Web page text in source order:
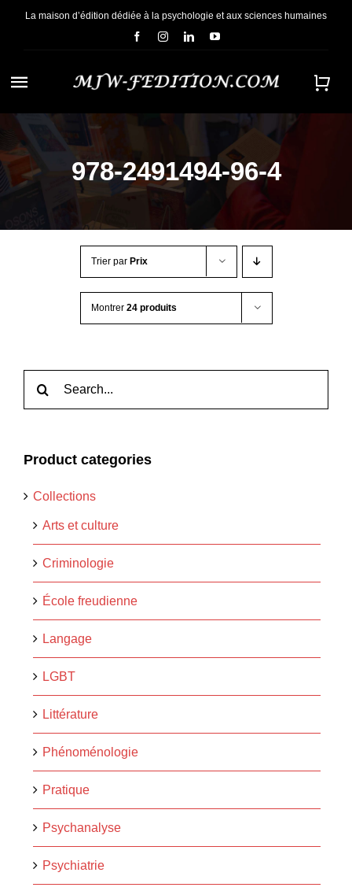
PasserLa maison d’édition dédiée à la psychologie et aux sciences humaines
Navigation
à
bascule
ACCUEIL
NOUS CONNAÎTRE
978-2491494-96-4
Trier par Prix
Montrer 24 produits
Product categories
Collections
Arts et culture
Criminologie
École freudienne
Langage
LGBT
Littérature
Phénoménologie
Pratique
Psychanalyse
Psychiatrie